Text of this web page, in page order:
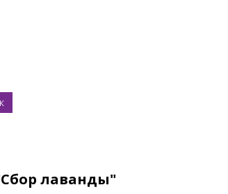
лаванды"